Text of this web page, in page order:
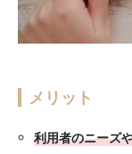
メリット
利用者のニーズ